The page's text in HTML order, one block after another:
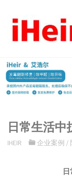
容。
日常生活中
IHEIR 企业案例 /